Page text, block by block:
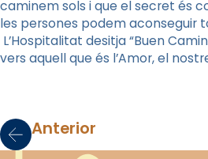
caminem sols i que el secret és
les persones podem aconseguir
L’Hospitalitat desitja “Buen
vers aquell que és l’Amor, el
Anterior